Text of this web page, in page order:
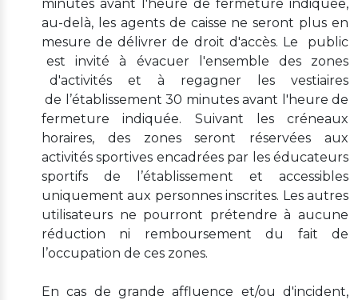
minutes avant l'heure de fermeture indiquée,
au-delà, les agents de caisse ne seront plus en
mesure de délivrer de droit d'accès. Le public
est invité à évacuer l'ensemble des zones
d'activités et à regagner les vestiaires
de l’établissement 30 minutes avant l'heure de
fermeture indiquée. Suivant les créneaux
horaires, des zones seront réservées aux
activités sportives encadrées par les éducateurs
sportifs de l’établissement et accessibles
uniquement aux personnes inscrites. Les autres
utilisateurs ne pourront prétendre à aucune
réduction ni remboursement du fait de
l’occupation de ces zones.
En cas de grande affluence et/ou d'incident,